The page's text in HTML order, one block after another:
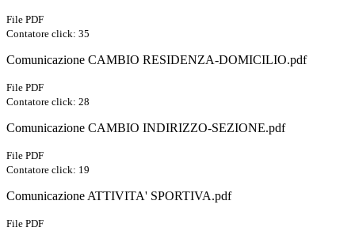
File PDF
Contatore click: 35
Comunicazione CAMBIO RESIDENZA-DOMICILIO.pdf
File PDF
Contatore click: 28
Comunicazione CAMBIO INDIRIZZO-SEZIONE.pdf
File PDF
Contatore click: 19
Comunicazione ATTIVITA' SPORTIVA.pdf
File PDF